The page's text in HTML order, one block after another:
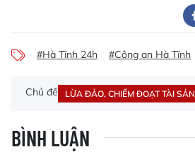
#Hà Tĩnh 24h #Công an Hà Tĩnh
Chủ đề LỪA ĐẢO, CHIẾM ĐOẠT TÀI SẢN
BÌNH LUẬN